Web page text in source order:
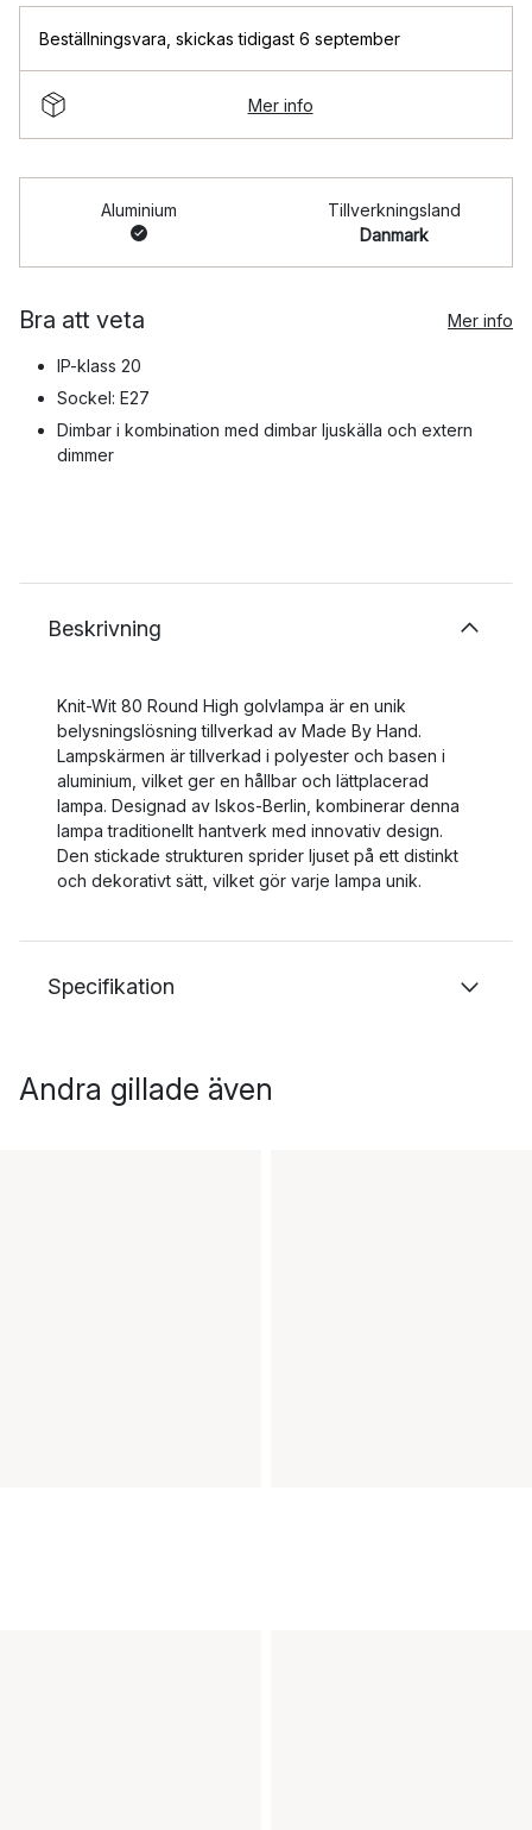
Beställningsvara skickas tidigast 6 september
Mer info
Aluminium
Tillverkningsland
Danmark
Bra att veta Mer info
IP-klass 20
Sockel: E27
Dimbar i kombination med dimbar ljuskälla och extern
dimmer
Beskrivning
Knit-Wit 80 Round High golvlampa är en unik
belysningslösning tillverkad av Made By Hand.
Lampskärmen är tillverkad i polyester och basen i
aluminium, vilket ger en hållbar och lättplacerad
lampa. Designad av Iskos-Berlin, kombinerar denna
lampa traditionellt hantverk med innovativ design.
Den stickade strukturen sprider ljuset på ett distinkt
och dekorativt sätt, vilket gör varje lampa unik.
Specifikation
Andra gillade även